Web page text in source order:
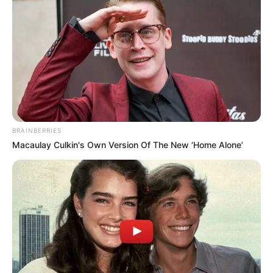
La empresa indicó que, a pesar de los
energéticosy los altos costos degeneración en
Colombia, se están adelantando acciones junto al
Gobierno para mitigar los efectos de los incrementos en
las tarifas. Estas medidas buscan ofrecer un servicio más
accesible y proteger el bolsillo de las familias.
No deje de leer:Galán hace caso y anuncia fin de
racionamiento: sería más rápido de lo esperado
Estrategias para mitigar los costos de
energía
Entre las iniciativas destacadas se encuentra la
aceleración de soluciones energéticas sostenibles
implementación de tarifas más asequibles para
millones de familiasen la región. Además,Air-eha
avanzado en la gestión de 1.989 solicitudes
para la
BRAINBERRIES
Macaulay Culkin's Own Version Of The New ‘Home Alone’